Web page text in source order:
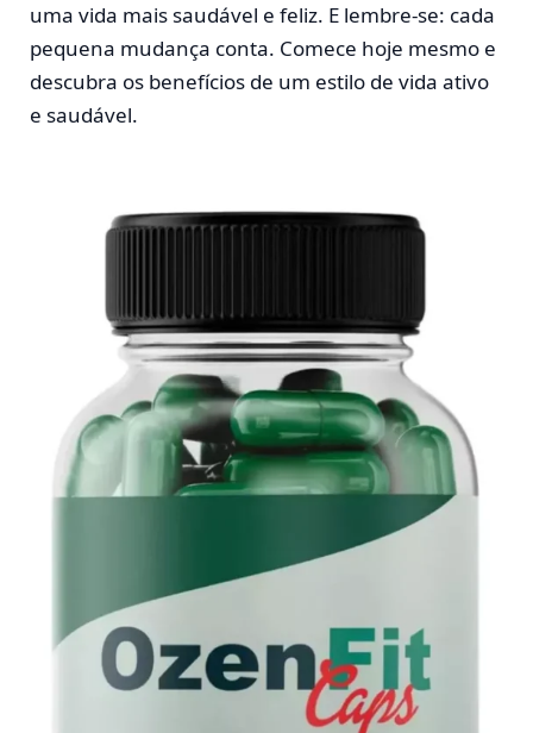
uma vida mais saudável e feliz. E lembre-se: cada
pequena mudança conta. Comece hoje mesmo e
descubra os benefícios de um estilo de vida ativo
e saudável.